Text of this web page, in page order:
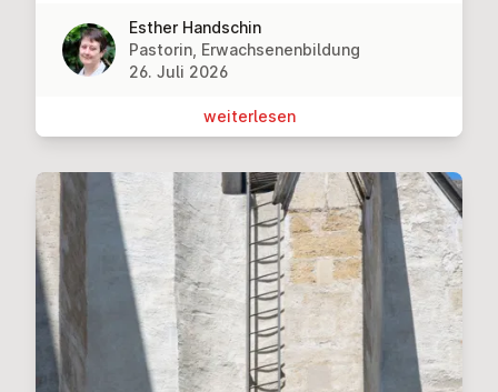
Esther Handschin
Pastorin, Erwachsenenbildung
26. Juli 2026
wei­ter­le­sen